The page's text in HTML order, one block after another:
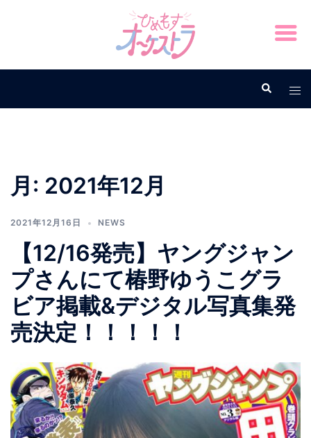
月: 2021年12月
2021年12月16日 NEWS
【12/16発売】ヤングジャン
プさんにて椿野ゆうこグラ
ビア掲載&デジタル写真集発
売決定！！！！！